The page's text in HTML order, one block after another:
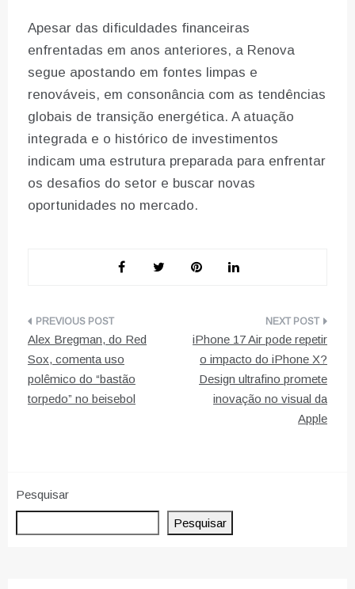
Apesar das dificuldades financeiras
enfrentadas em anos anteriores, a Renova
segue apostando em fontes limpas e
renováveis, em consonância com as tendências
globais de transição energética. A atuação
integrada e o histórico de investimentos
indicam uma estrutura preparada para enfrentar
os desafios do setor e buscar novas
oportunidades no mercado.
Navegação
de
artigos
Alex Bregman, do Red
Sox, comenta uso
polêmico do “bastão
torpedo” no beisebol
iPhone 17 Air pode repetir
o impacto do iPhone X?
Design ultrafino promete
inovação no visual da
Apple
Pesquisar
Pesquisar